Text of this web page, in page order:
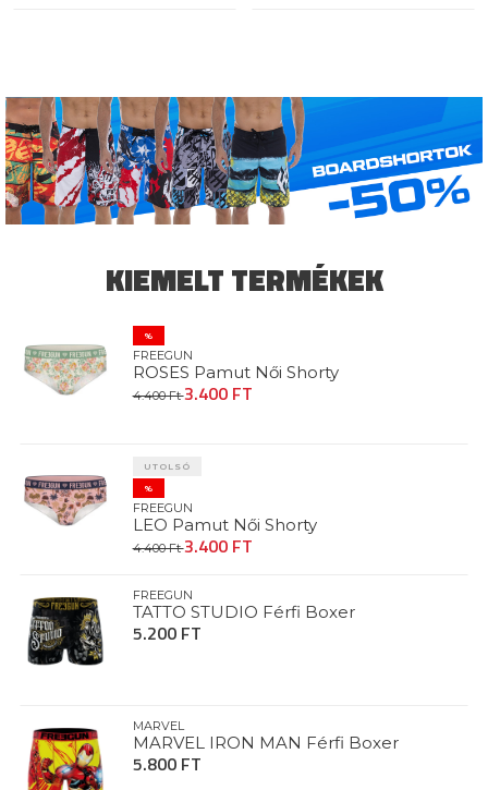
KIEMELT TERMÉKEK
%
FREEGUN
ROSES Pamut Női Shorty
4.400 Ft3.400 FT
UTOLSÓ
%
FREEGUN
LEO Pamut Női Shorty
4.400 Ft3.400 FT
FREEGUN
TATTO STUDIO Férfi Boxer
5.200 FT
MARVEL
MARVEL IRON MAN Férfi Boxer
5.800 FT